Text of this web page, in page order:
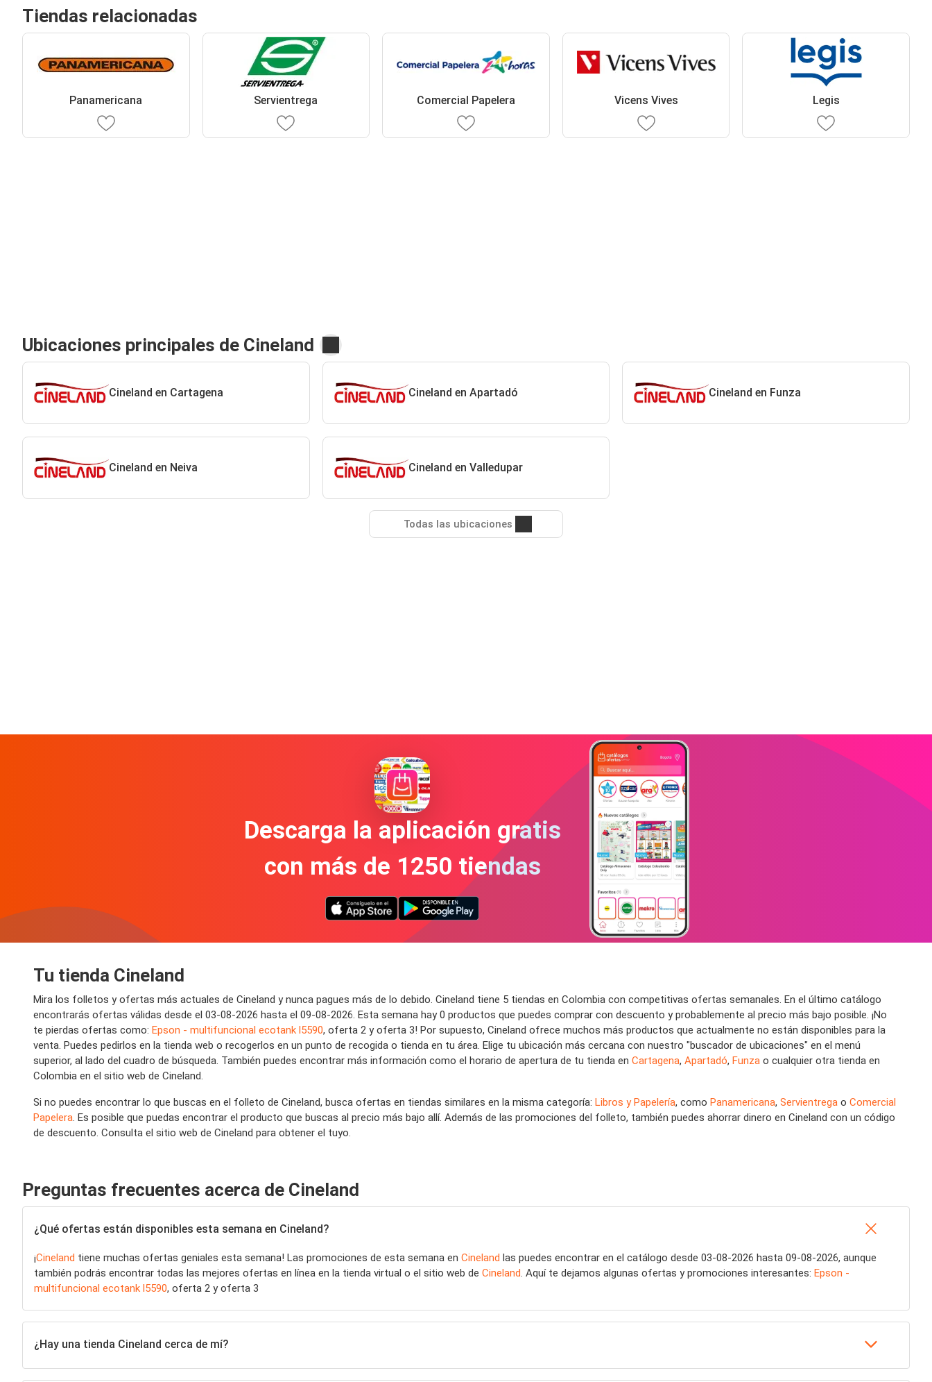
Tiendas relacionadas
Panamericana Servientrega Comercial Papelera Vicens Vives Legis
Ubicaciones principales de Cineland
Cineland en Cartagena Cineland en Apartadó Cineland en Funza
Cineland en Neiva Cineland en Valledupar
Todas las ubicaciones
Descarga la aplicación gratis
con más de 1250 tiendas
Tu tienda Cineland
Mira los folletos y ofertas más actuales de Cineland y nunca pagues más de lo debido. Cineland tiene 5 tiendas en Colombia con competitivas ofertas semanales. En el último catálogo
encontrarás ofertas válidas desde el 03-08-2026 hasta el 09-08-2026. Esta semana hay 0 productos que puedes comprar con descuento y probablemente al precio más bajo posible. ¡No
te pierdas ofertas como: Epson - multifuncional ecotank l5590, oferta 2 y oferta 3! Por supuesto, Cineland ofrece muchos más productos que actualmente no están disponibles para la
venta. Puedes pedirlos en la tienda web o recogerlos en un punto de recogida o tienda en tu área. Elige tu ubicación más cercana con nuestro "buscador de ubicaciones" en el menú
superior, al lado del cuadro de búsqueda. También puedes encontrar más información como el horario de apertura de tu tienda en Cartagena, Apartadó, Funza o cualquier otra tienda en
Colombia en el sitio web de Cineland.
Si no puedes encontrar lo que buscas en el folleto de Cineland, busca ofertas en tiendas similares en la misma categoría: Libros y Papelería, como Panamericana, Servientrega o Comercial
Papelera. Es posible que puedas encontrar el producto que buscas al precio más bajo allí. Además de las promociones del folleto, también puedes ahorrar dinero en Cineland con un código
de descuento. Consulta el sitio web de Cineland para obtener el tuyo.
Preguntas frecuentes acerca de Cineland
¿Qué ofertas están disponibles esta semana en Cineland?
¡Cineland tiene muchas ofertas geniales esta semana! Las promociones de esta semana en Cineland las puedes encontrar en el catálogo desde 03-08-2026 hasta 09-08-2026, aunque
también podrás encontrar todas las mejores ofertas en línea en la tienda virtual o el sitio web de Cineland. Aquí te dejamos algunas ofertas y promociones interesantes: Epson -
multifuncional ecotank l5590, oferta 2 y oferta 3
¿Hay una tienda Cineland cerca de mí?